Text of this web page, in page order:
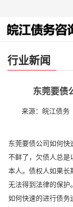
行业新闻
东莞要债
来源：皖江债务
东莞要债公司如何快
不鲜了，欠债人总是
本人。债权人如果长
无法得到法律的保护
如何快速的进行债务